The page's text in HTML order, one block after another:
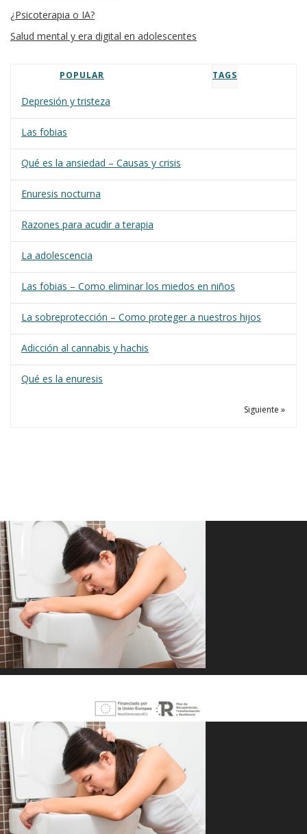
¿Psicoterapia o IA?
Salud mental y era digital en adolescentes
POPULAR TAGS
Depresión y tristeza
Las fobias
Qué es la ansiedad – Causas y crisis
Enuresis nocturna
Razones para acudir a terapia
La adolescencia
Las fobias – Como eliminar los miedos en niños
La sobreprotección – Como proteger a nuestros hijos
Adicción al cannabis y hachis
Qué es la enuresis
Siguiente »